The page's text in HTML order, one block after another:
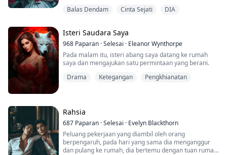
sempat bersama, dan terus kembali ke bandar.
pula menggunakan alasan mengangkat anak yatim
tentera untuk naik pangkat, lalu menyerah...
Balas Dendam Cinta Sejati DIA
Isteri Saudara Saya
968 Paparan ·Selesai · Eleanor Wynthorpe
Pada malam itu, isteri abang saya datang ke rumah
saya dan mengajukan satu permintaan yang berani.
Drama
Ketegangan Pengkhianatan
Rahsia
687 Paparan ·Selesai · Evelyn Blackthorn
Peluang pekerjaan yang diambil oleh orang
berpengaruh, pada hari yang sama dia menganggur
dan pulang ke rumah, dia bertemu dengan tuan rumah